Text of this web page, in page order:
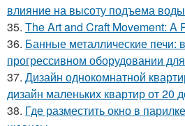
влияние на высоту подъема воды
35. The Art and Craft Movement: A
36. Банные металлические печи:
прогрессивном оборудовании
37. Дизайн однокомнатной
дизайн маленьких квартир от 20
38. Где разместить окно в